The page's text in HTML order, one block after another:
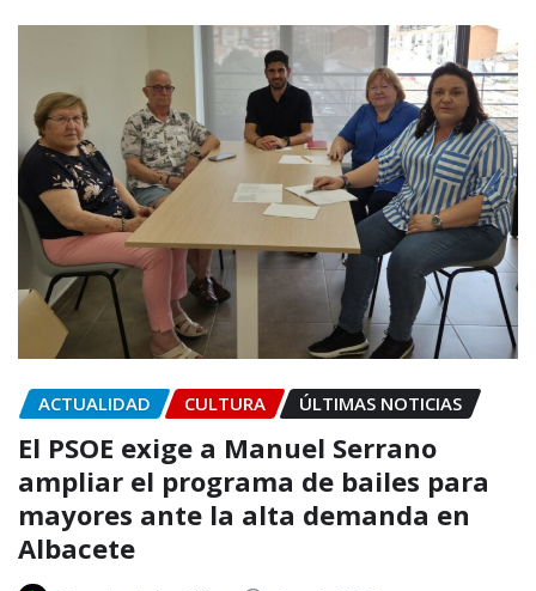
ACTUALIDAD CULTURA ÚLTIMAS NOTICIAS
El PSOE exige a Manuel Serrano
ampliar el programa de bailes para
mayores ante la alta demanda en
Albacete